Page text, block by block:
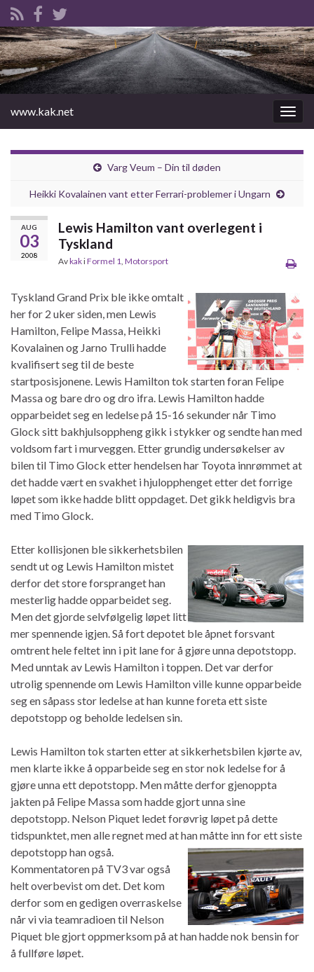
Slåu
av/på
www.kak.net
Varg Veum – Din til døden
Heikki Kovalainen vant etter Ferrari-problemer i Ungarn
AUG
03
2008
Lewis Hamilton vant overlegent i
Tyskland
AvkakiFormel 1 Motorsport
Tyskland Grand Prix ble ikke omtalt
her for 2 uker siden, men Lewis
Hamilton, Felipe Massa, Heikki
Kovalainen og Jarno Trulli hadde
kvalifisert seg til de beste
startposisjonene. Lewis Hamilton tok starten foran Felipe
Massa og bare dro og dro ifra. Lewis Hamilton hadde
opparbeidet seg en ledelse på 15-16 sekunder når Timo
Glock sitt bakhjulsoppheng gikk i stykker og sendte han med
voldsom fart i murveggen. Etter grundig undersøkelser av
bilen til Timo Glock etter hendelsen har Toyota innrømmet at
det hadde vært en svakhet i hjulopphenget etter det forrige
løpet som ikke hadde blitt oppdaget. Det gikk heldigvis bra
med Timo Glock.
Etter kollisjonen ble sikkerhetsbilen
sendt ut og Lewis Hamilton mistet
derfor det store forspranget han
mesterlig hadde opparbeidet seg.
Men det gjorde selvfølgelig løpet litt
mer spennende igjen. Så fort depotet ble åpnet forsvant
omtrent hele feltet inn i pit lane for å gjøre unna depotstopp.
Med unntak av Lewis Hamilton i toppen. Det var derfor
utrolig spennende om Lewis Hamilton ville kunne opparbeide
seg en såpass stor ledelse at han kunne foreta ett siste
depotstopp og beholde ledelsen sin.
Lewis Hamilton tok starten etter at sikkerhetsbilen kjørte av,
men klarte ikke å opparbeide seg en stor nok ledelse for å
gjøre unna ett depotstopp. Men måtte derfor gjenoppta
jakten på Felipe Massa som hadde gjort unna sine
depotstopp. Nelson Piquet ledet forøvrig løpet på dette
tidspunktet, men alle regnet med at han måtte inn for ett siste
depotstopp han også.
Kommentatoren på TV3 var også
helt overbevist om det. Det kom
derfor som en gedigen overraskelse
når vi via teamradioen til Nelson
Piquet ble gjort oppmerksom på at han hadde nok bensin for
å fullføre løpet.